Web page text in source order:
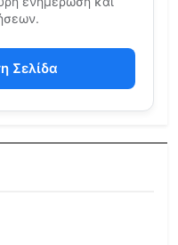
Σελίδα